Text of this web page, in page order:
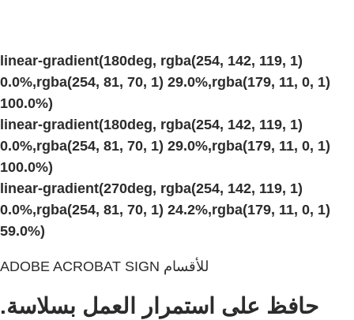
linear-gradient(180deg, rgba(254, 142, 119, 1)
0.0%,rgba(254, 81, 70, 1) 29.0%,rgba(179, 11, 0, 1)
100.0%)
linear-gradient(180deg, rgba(254, 142, 119, 1)
0.0%,rgba(254, 81, 70, 1) 29.0%,rgba(179, 11, 0, 1)
100.0%)
linear-gradient(270deg, rgba(254, 142, 119, 1)
0.0%,rgba(254, 81, 70, 1) 24.2%,rgba(179, 11, 0, 1)
59.0%)
ADOBE ACROBAT SIGN للأقسام
حافظ على استمرار العمل بسلاسة.